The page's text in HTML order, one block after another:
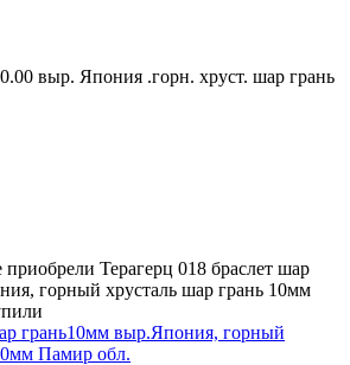
выр. Япония .горн. хруст. шар грань
Терагерц 018 браслет шар
горный хрусталь шар грань 10мм
грань10мм выр.Япония, горный
Памир обл.